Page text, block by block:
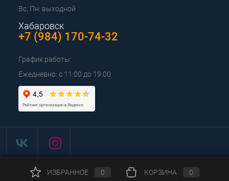
Вс, Пн: выходной
Хабаровск
+7 (984) 170-74-32
График работы:
Ежедневно: с 11:00 до 19:00
ИЗБРАННОЕ 0 КОРЗИНА 0